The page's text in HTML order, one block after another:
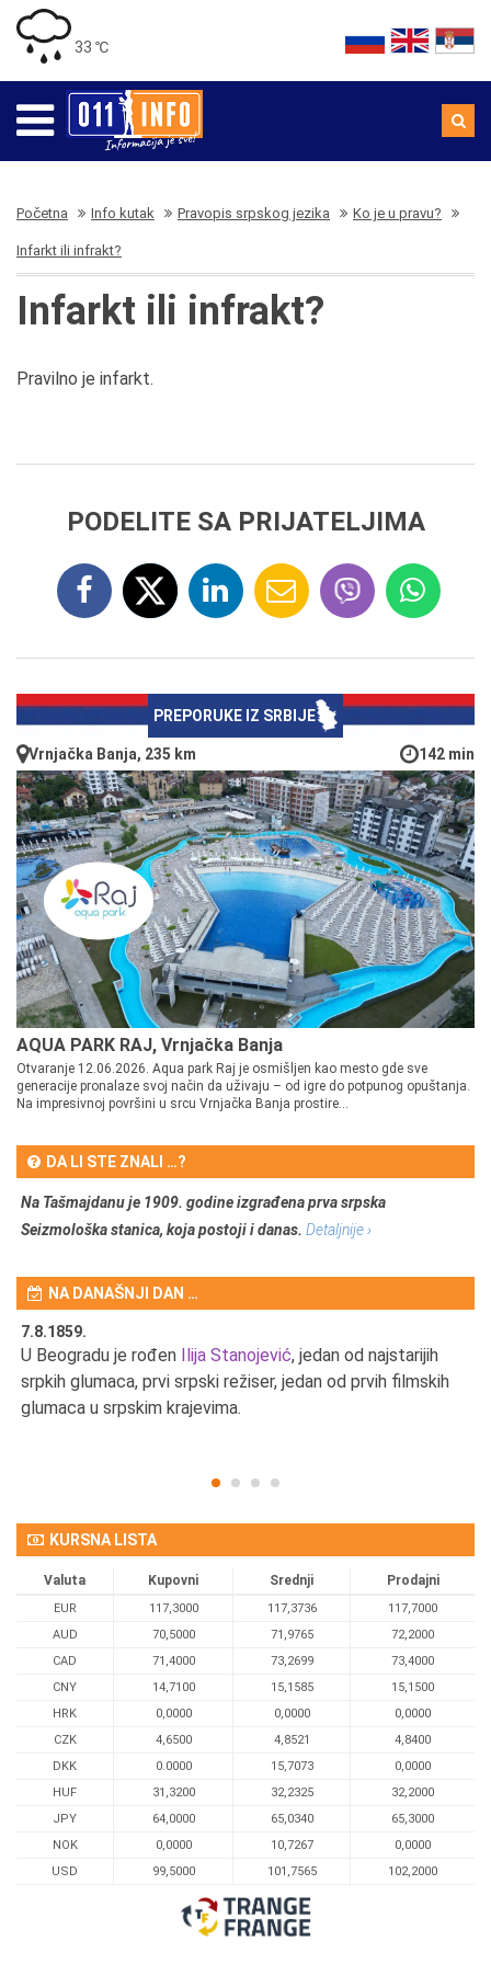
33 ℃
Početna Info kutak Pravopis srpskog jezika Ko je u pravu?
Infarkt ili infrakt?
Infarkt ili infrakt?
Pravilno je infarkt.
PODELITE SA PRIJATELJIMA
PREPORUKE IZ SRBIJE
Vrnjačka Banja, 235 km 142 min
AQUA PARK RAJ, Vrnjačka Banja
Otvaranje 12.06.2026. Aqua park Raj je osmišljen kao mesto gde sve
generacije pronalaze svoj način da uživaju – od igre do potpunog opuštanja.
Na impresivnoj površini u srcu Vrnjačka Banja prostire...
DA LI STE ZNALI …?
Na Tašmajdanu je 1909. godine izgrađena prva srpska
Seizmološka stanica, koja postoji i danas. Detaljnije ›
NA DANAŠNJI DAN …
7.8.1859.
U Beogradu je rođen Ilija Stanojević, jedan od najstarijih
srpkih glumaca, prvi srpski režiser, jedan od prvih filmskih
glumaca u srpskim krajevima.
KURSNA LISTA
Valuta Kupovni Srednji Prodajni
EUR 117,3000 117,3736
117,7000
AUD
70,5000 71,9765
72,2000
CAD
71,4000 73,2699
73,4000
CNY
14,7100 15,1585
15,1500
HRK
0,0000 0,0000
0,0000
CZK
4,6500 4,8521
4,8400
DKK
0.0000 15,7073
0,0000
HUF
31,3200 32,2325
32,2000
JPY
64,0000 65,0340
65,3000
NOK
0,0000 10,7267
0,0000
USD
99,5000 101,7565 102,2000